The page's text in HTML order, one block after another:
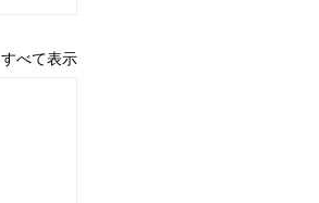
すべて表示